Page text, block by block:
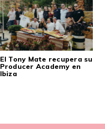
El Tony Mate recupera su
Producer Academy en
Ibiza